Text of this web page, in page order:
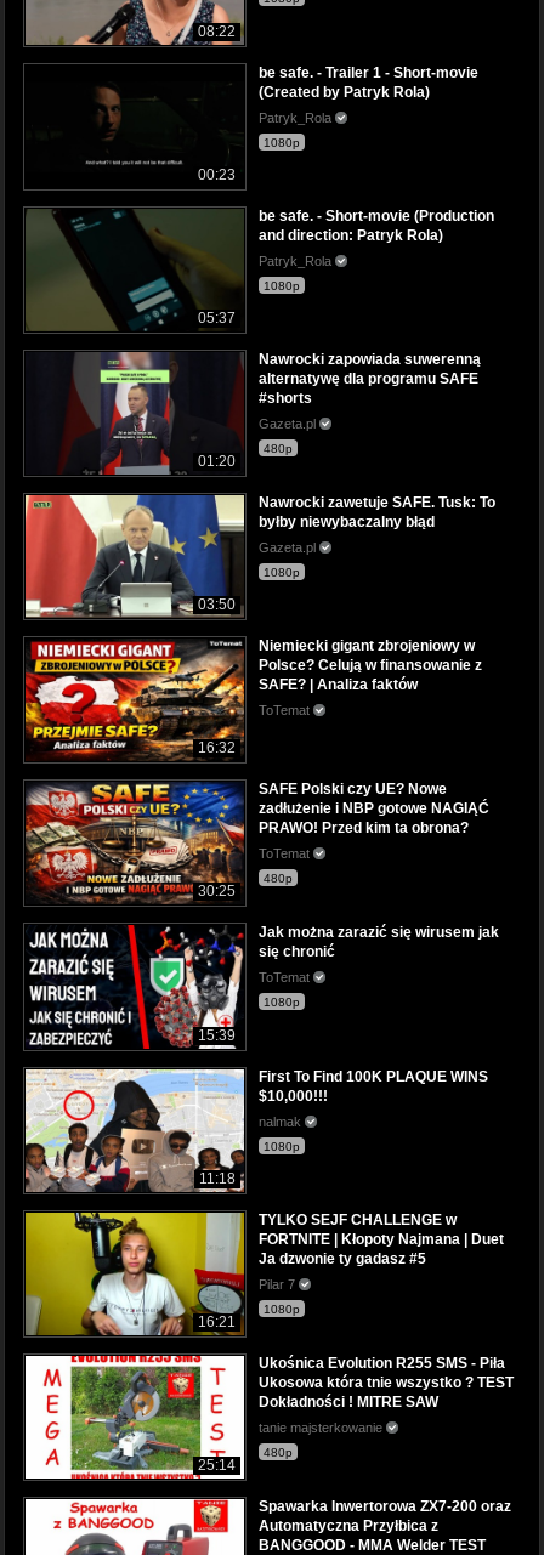
08:22
00:23
be safe. - Trailer 1 - Short-movie
(Created by Patryk Rola)
Patryk_Rola
1080p
05:37
be safe. - Short-movie (Production
and direction: Patryk Rola)
Patryk_Rola
1080p
01:20
Nawrocki zapowiada suwerenną
alternatywę dla programu SAFE
#shorts
Gazeta.pl
480p
03:50
Nawrocki zawetuje SAFE. Tusk: To
byłby niewybaczalny błąd
Gazeta.pl
1080p
16:32
Niemiecki gigant zbrojeniowy w
Polsce? Celują w finansowanie z
SAFE? | Analiza faktów
ToTemat
30:25
SAFE Polski czy UE? Nowe
zadłużenie i NBP gotowe NAGIĄĆ
PRAWO! Przed kim ta obrona?
ToTemat
480p
15:39
Jak można zarazić się wirusem jak
się chronić
ToTemat
1080p
11:18
First To Find 100K PLAQUE WINS
$10,000!!!
nalmak
1080p
16:21
TYLKO SEJF CHALLENGE w
FORTNITE | Kłopoty Najmana | Duet
Ja dzwonie ty gadasz #5
Pilar 7
1080p
25:14
Ukośnica Evolution R255 SMS - Piła
Ukosowa która tnie wszystko ? TEST
Dokładności ! MITRE SAW
tanie majsterkowanie
480p
Spawarka Inwertorowa ZX7-200 oraz
Automatyczna Przyłbica z
BANGGOOD - MMA Welder TEST